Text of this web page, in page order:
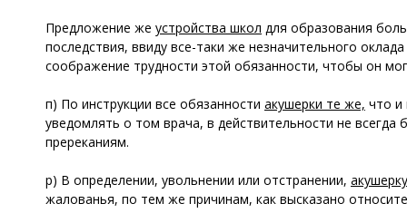
Предложение же устройства школ для образования
последствия, ввиду все-таки же незначительного
соображение трудности этой обязанности, чтобы он
п) По инструкции все обязанности акушерки те же, что и
уведомлять о том врача, в действительности не
пререканиям.
р) В определении, увольнении или отстранении, акушерку
жалованья, по тем же причинам, как высказано